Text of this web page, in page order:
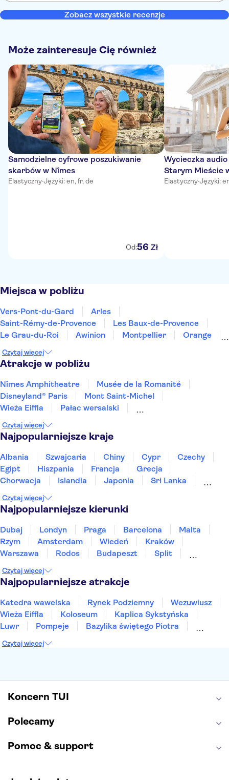
Zobacz wszystkie recenzje
Może zainteresuje Cię również
Samodzielne cyfrowe poszukiwanie
skarbów w Nîmes
Elastyczny·Języki: en, fr, de
Od:56 Zł
Wycieczka
Starym Mieście
Elastyczny·Języki:
Miejsca w pobliżu
Vers-Pont-du-Gard
Arles
Saint-Rémy-de-Provence
Les Baux-de-Provence
Le Grau-du-Roi
Awinion Montpellier
Orange
Marsylia
Béziers
Czytaj więcej
Atrakcje w pobliżu
Nîmes Amphitheatre
Musée de la Romanité
Disneyland® Paris
Mont Saint-Michel
Wieża Eiffla
Pałac wersalski
Katedra Notre-Dame
Kaplica Sainte Chapelle oraz Conciergerie
Dolina Loary
Luwr
Park Asterixa
Plac Trocadéro
Opera Garnier
Czytaj więcej
Najpopularniejsze kraje
Albania Szwajcaria Chiny Cypr
Czechy
Egipt
Hiszpania Francja
Grecja
Chorwacja
Islandia Japonia
Sri Lanka
Tunezja
Turcja Wietnam
Czytaj więcej
Najpopularniejsze kierunki
Dubaj Londyn Praga Barcelona
Malta
Rzym
Amsterdam Wiedeń
Kraków
Warszawa
Rodos Budapeszt
Split
Sopot
Gdynia Zakopane
Czytaj więcej
Najpopularniejsze atrakcje
Katedra wawelska Rynek Podziemny
Wezuwiusz
Wieża Eiffla
Koloseum
Kaplica Sykstyńska
Luwr
Pompeje
Bazylika świętego Piotra
Etna
Wawel
Czytaj więcej
Koncern TUI
Polecamy
Pomoc & support